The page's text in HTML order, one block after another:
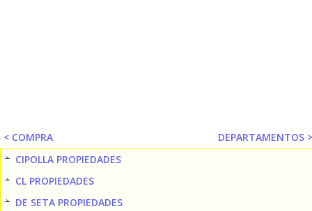
< COMPRA
DEPARTAMENTOS >
CIPOLLA PROPIEDADES
CL PROPIEDADES
DE SETA PROPIEDADES